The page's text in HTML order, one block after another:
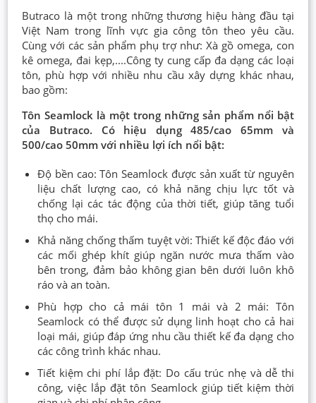
Butraco là một trong những thương hiệu hàng đầu tại
Việt Nam trong lĩnh vực gia công tôn theo yêu cầu.
Cùng với các sản phẩm phụ trợ như: Xà gồ omega, con
kê omega, đai kẹp,....Công ty cung cấp đa dạng các loại
tôn, phù hợp với nhiều nhu cầu xây dựng khác nhau,
bao gồm:
Tôn Seamlock là một trong những sản phẩm nổi bật
của Butraco. Có hiệu dụng 485/cao 65mm và
500/cao 50mm với nhiều lợi ích nổi bật:
Độ bền cao: Tôn Seamlock được sản xuất từ nguyên
liệu chất lượng cao, có khả năng chịu lực tốt và
chống lại các tác động của thời tiết, giúp tăng tuổi
thọ cho mái.
Khả năng chống thấm tuyệt vời: Thiết kế độc đáo với
các mối ghép khít giúp ngăn nước mưa thấm vào
bên trong, đảm bảo không gian bên dưới luôn khô
ráo và an toàn.
Phù hợp cho cả mái tôn 1 mái và 2 mái: Tôn
Seamlock có thể được sử dụng linh hoạt cho cả hai
loại mái, giúp đáp ứng nhu cầu thiết kế đa dạng cho
các công trình khác nhau.
Tiết kiệm chi phí lắp đặt: Do cấu trúc nhẹ và dễ thi
công, việc lắp đặt tôn Seamlock giúp tiết kiệm thời